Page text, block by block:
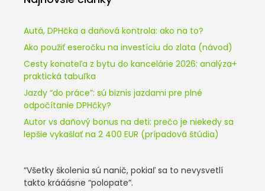
Autá, DPHčka a daňová kontrola: ako na to?
Ako použiť eseročku na investíciu do zlata (návod)
Cesty konateľa z bytu do kancelárie 2026: analýza+
praktická tabuľka
Jazdy “do práce”: sú biznis jazdami pre plné
odpočítanie DPHčky?
Autor vs daňový bonus na deti: prečo je niekedy sa
lepšie vykašlať na 2 400 EUR (prípadová štúdia)
“Všetky školenia sú nanič, pokiaľ sa to nevysvetlí
takto krááásne “polopate”.